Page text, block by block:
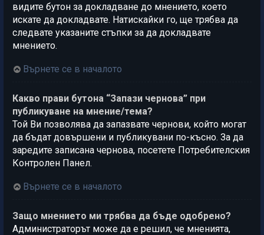
видите бутон за докладване до мнението, което
искате да докладвате. Натискайки го, ще трябва да
следвате указаните стъпки за да докладвате
мнението.
Върнете се в началото
Какво прави бутона “Запази чернова” при
публикуване на мнение/тема?
Той Ви позволява да запазвате чернови, който могат
да бъдат довършени и публикувани по-късно. За да
заредите записана чернова, посетете Потребителския
Контролен Панел.
Върнете се в началото
Защо мнението ми трябва да бъде одобрено?
Администраторът може да е решил, че мненията,